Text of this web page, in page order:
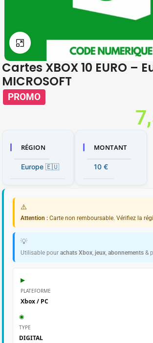
Click to enlarge
Cartes XBOX 10 EURO –
MICROSOFT
RÉGION
Europe 🇪🇺
MONTANT
10 €
⚠️
Attention :Carte non remboursable. Vérifiez la
💡
Utilisable pour achats Xbox, jeux, abonnements&
▶
PLATEFORME
Xbox / PC
◉
TYPE
DIGITAL
PROMO